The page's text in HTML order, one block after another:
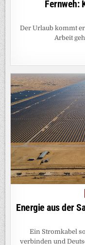
Fernweh:
Der Urlaub kommt
Arbeit
Energie aus der
Ein Stromkabel
verbinden und